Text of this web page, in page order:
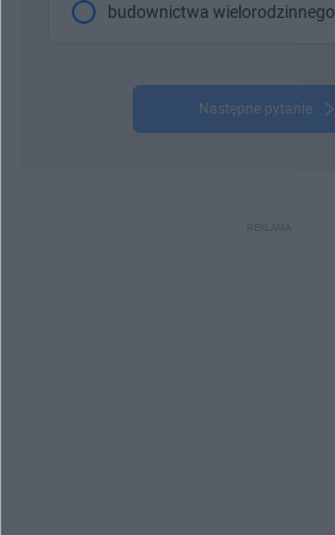
budownictwa wielorodzinnego
Następne pytanie